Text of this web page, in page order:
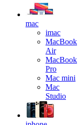
mac
imac
MacBook
Air
MacBook
Pro
Mac mini
Mac
Studio